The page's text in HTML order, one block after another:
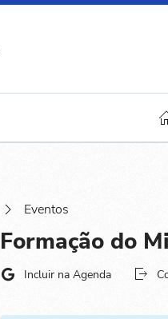
Eventos
Formação do
Incluir na Agenda